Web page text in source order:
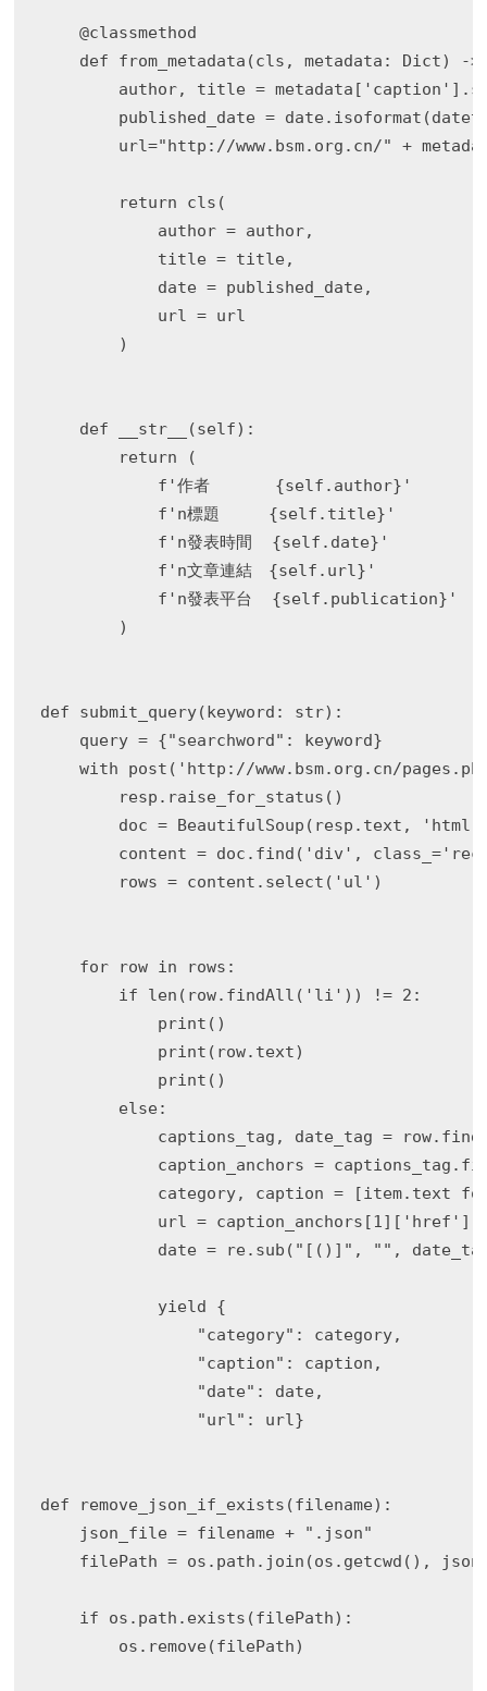
    @classmethod
def from_metadata(cls, metadata: Dict) -
author, title =
published_date =
url="http://www.bsm.org.cn/" +
        return cls(
            author = author,
            title = title,
            date = published_date,
            url = url
        )
    def __str__(self):
        return (
            f'作者　　　　{self.author}'
            f'n標題     {self.title}'
            f'n發表時間  {self.date}'
            f'n文章連結　{self.url}'
            f'n發表平台  {self.publication}'
        )
def submit_query(keyword: str):
    query = {"searchword": keyword}
with post('http://www.bsm.org.cn/
        resp.raise_for_status()
doc = BeautifulSoup(resp.text,
content = doc.find('div',
        rows = content.select('ul')
    for row in rows:
        if len(row.findAll('li')) != 2:
            print()
            print(row.text)
            print()
        else:
captions_tag, date_tag =
caption_anchors =
category, caption = [item.text
            url = caption_anchors[1]['href']
date = re.sub("[()]", "",
            yield {
                "category": category,
                "caption": caption,
                "date": date,
                "url": url}
def remove_json_if_exists(filename):
    json_file = filename + ".json"
filePath = os.path.join(os.getcwd(),
    if os.path.exists(filePath):
        os.remove(filePath)